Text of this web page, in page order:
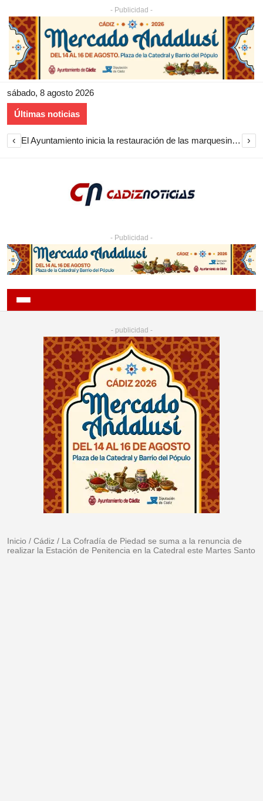
- Publicidad -
sábado, 8 agosto 2026
Últimas noticias
‹ El Ayuntamiento inicia la restauración de las marquesinas de Plaza Esteve para volver a instalarlas en el centro de Jerez ›
- Publicidad -
- publicidad -
Inicio / Cádiz / La Cofradía de Piedad se suma a la renuncia de
realizar la Estación de Penitencia en la Catedral este Martes Santo